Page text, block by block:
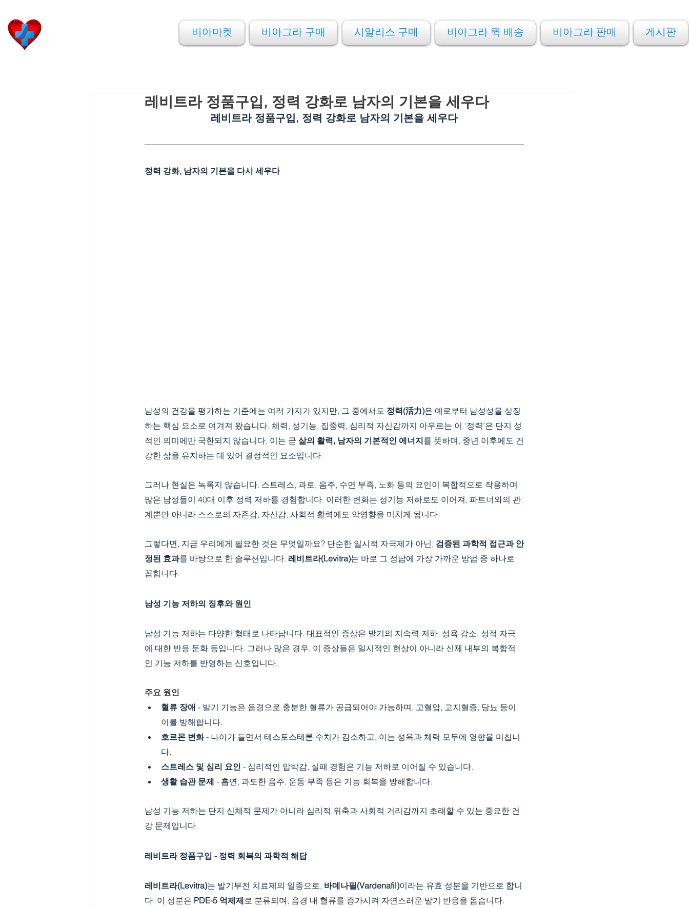
비아마켓 비아그라 구매 시알리스 구매 비아그라 퀵 배송 비아그라 판매 게시판
레비트라 정품구입, 정력 강화로 남자의 기본을 세우다
레비트라 정품구입, 정력 강화로 남자의 기본을 세우다
정력 강화, 남자의 기본을 다시 세우다
남성의 건강을 평가하는 기준에는 여러 가지가 있지만, 그 중에서도 정력(活力)은 예로부터 남성성을 상징
하는 핵심 요소로 여겨져 왔습니다. 체력, 성기능, 집중력, 심리적 자신감까지 아우르는 이 ‘정력’은 단지 성
적인 의미에만 국한되지 않습니다. 이는 곧 삶의 활력, 남자의 기본적인 에너지를 뜻하며, 중년 이후에도 건
강한 삶을 유지하는 데 있어 결정적인 요소입니다.
그러나 현실은 녹록지 않습니다. 스트레스, 과로, 음주, 수면 부족, 노화 등의 요인이 복합적으로 작용하며
많은 남성들이 40대 이후 정력 저하를 경험합니다. 이러한 변화는 성기능 저하로도 이어져, 파트너와의 관
계뿐만 아니라 스스로의 자존감, 자신감, 사회적 활력에도 악영향을 미치게 됩니다.
그렇다면, 지금 우리에게 필요한 것은 무엇일까요? 단순한 일시적 자극제가 아닌, 검증된 과학적 접근과 안
정된 효과를 바탕으로 한 솔루션입니다. 레비트라(Levitra)는 바로 그 정답에 가장 가까운 방법 중 하나로
꼽힙니다.
남성 기능 저하의 징후와 원인
남성 기능 저하는 다양한 형태로 나타납니다. 대표적인 증상은 발기의 지속력 저하, 성욕 감소, 성적 자극
에 대한 반응 둔화 등입니다. 그러나 많은 경우, 이 증상들은 일시적인 현상이 아니라 신체 내부의 복합적
인 기능 저하를 반영하는 신호입니다.
주요 원인
혈류 장애 - 발기 기능은 음경으로 충분한 혈류가 공급되어야 가능하며, 고혈압, 고지혈증, 당뇨 등이
이를 방해합니다.
호르몬 변화 - 나이가 들면서 테스토스테론 수치가 감소하고, 이는 성욕과 체력 모두에 영향을 미칩니
다.
스트레스 및 심리 요인 - 심리적인 압박감, 실패 경험은 기능 저하로 이어질 수 있습니다.
생활 습관 문제 - 흡연, 과도한 음주, 운동 부족 등은 기능 회복을 방해합니다.
남성 기능 저하는 단지 신체적 문제가 아니라 심리적 위축과 사회적 거리감까지 초래할 수 있는 중요한 건
강 문제입니다.
레비트라 정품구입 - 정력 회복의 과학적 해답
레비트라(Levitra)는 발기부전 치료제의 일종으로, 바데나필(Vardenafil)이라는 유효 성분을 기반으로 합니
다. 이 성분은 PDE-5 억제제 로 분류되며, 음경 내 혈류를 증가시켜 자연스러운 발기 반응을 돕습니다.